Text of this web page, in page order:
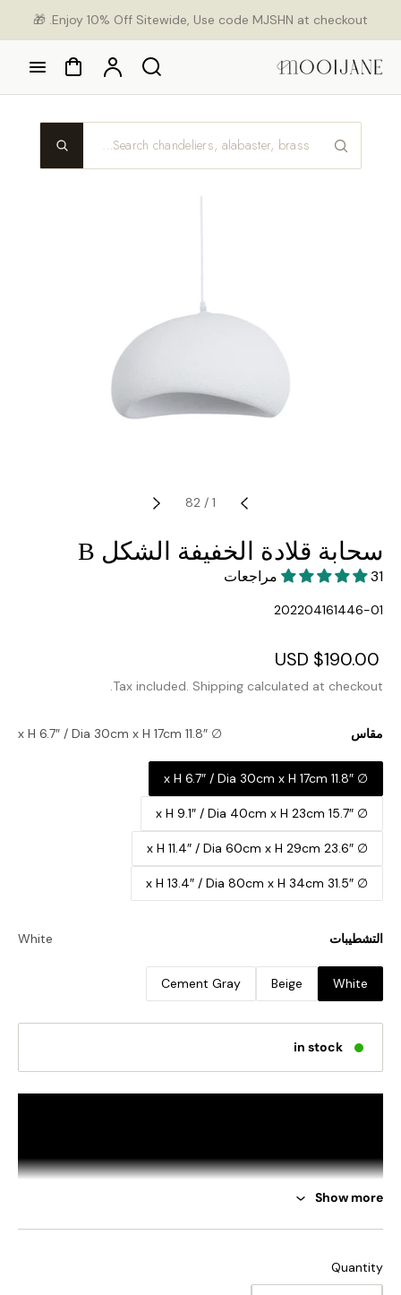
Enjoy 10% Off Sitewide, Use code MJSHN at checkout. 🎁
Search
Account
Cart
1
/
82
سحابة قلادة الخفيفة الشكل B
31 مراجعات
SKU:
202204161446-01
Sale
price
$190.00 USD
price
Tax included. Shipping calculated at checkout.
مقاس ∅ 11.8″ x H 6.7″ / Dia 30cm x H 17cm
∅ 11.8″ x H 6.7″ / Dia 30cm x H 17cm
∅ 15.7″ x H 9.1″ / Dia 40cm x H 23cm
∅ 23.6″ x H 11.4″ / Dia 60cm x H 29cm
∅ 31.5″ x H 13.4″ / Dia 80cm x H 34cm
التشطيبات White
White
Beige
Cement Gray
in stock
Show more
Quantity